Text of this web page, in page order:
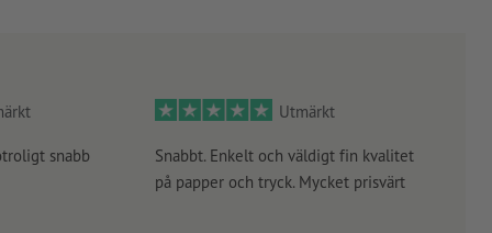
snabb
Utmärkt
Snabbt. Enkelt och väldigt fin kvalitet
på papper och tryck. Mycket prisvärt